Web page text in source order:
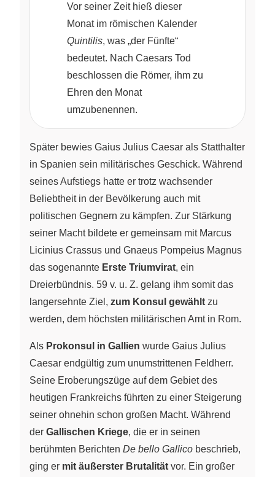
Vor seiner Zeit hieß dieser
Monat im römischen Kalender
Quintilis, was „der Fünfte“
bedeutet. Nach Caesars Tod
beschlossen die Römer, ihm zu
Ehren den Monat
umzubenennen.
Später bewies Gaius Julius Caesar als Statthalter
in Spanien sein militärisches Geschick. Während
seines Aufstiegs hatte er trotz wachsender
Beliebtheit in der Bevölkerung auch mit
politischen Gegnern zu kämpfen. Zur Stärkung
seiner Macht bildete er gemeinsam mit Marcus
Licinius Crassus und Gnaeus Pompeius Magnus
das sogenannte Erste Triumvirat, ein
Dreierbündnis. 59 v. u. Z. gelang ihm somit das
langersehnte Ziel, zum Konsul gewählt zu
werden, dem höchsten militärischen Amt in Rom.
Als Prokonsul in Gallien wurde Gaius Julius
Caesar endgültig zum unumstrittenen Feldherr.
Seine Eroberungszüge auf dem Gebiet des
heutigen Frankreichs führten zu einer Steigerung
seiner ohnehin schon großen Macht. Während
der Gallischen Kriege, die er in seinen
berühmten Berichten De bello Gallico beschrieb,
ging er mit äußerster Brutalität vor. Ein großer